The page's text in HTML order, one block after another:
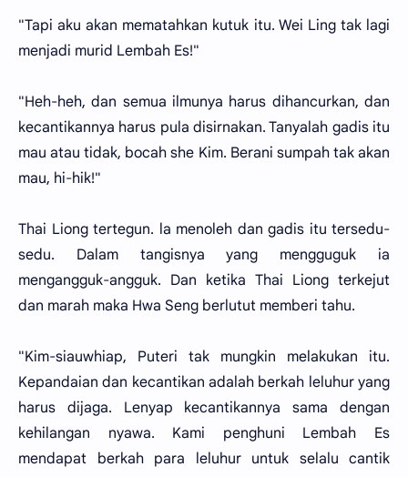
"Tapi aku akan mematahkan kutuk itu. Wei Ling tak lagi
menjadi murid Lembah Es!"
"Heh-heh, dan semua ilmunya harus dihancurkan, dan
kecantikannya harus pula disirnakan. Tanyalah gadis itu
mau atau tidak, bocah she Kim. Berani sumpah tak akan
mau, hi-hik!"
Thai Liong tertegun. la menoleh dan gadis itu tersedu-
sedu. Dalam tangisnya yang mengguguk ia
mengangguk-angguk. Dan ketika Thai Liong terkejut
dan marah maka Hwa Seng berlutut memberi tahu.
"Kim-siauwhiap, Puteri tak mungkin melakukan itu.
Kepandaian dan kecantikan adalah berkah leluhur yang
harus dijaga. Lenyap kecantikannya sama dengan
kehilangan nyawa. Kami penghuni Lembah Es
mendapat berkah para leluhur untuk selalu cantik